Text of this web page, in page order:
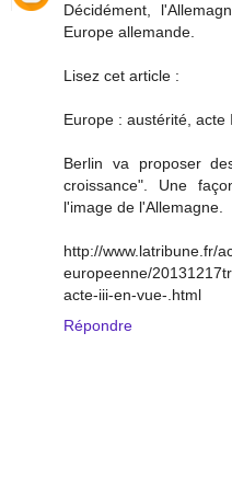
Décidément,
Europe allemande.
Lisez cet article :
Europe : austérité, acte
Berlin va proposer
croissance". Une
l'image de l'Allemagne.
http://www.latribune.fr/
europeenne/
acte-iii-en-vue-.html
Répondre